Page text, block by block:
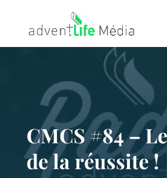
CMCS #84 –
de la réussite !